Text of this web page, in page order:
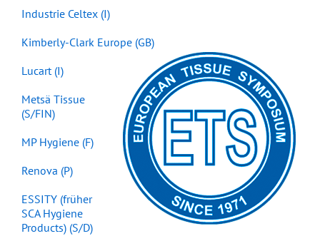
Industrie Celtex (I)
Kimberly-Clark Europe (GB)
Lucart (I)
Metsä Tissue
(S/FIN)
MP Hygiene (F)
Renova (P)
ESSITY (früher
SCA Hygiene
Products) (S/D)